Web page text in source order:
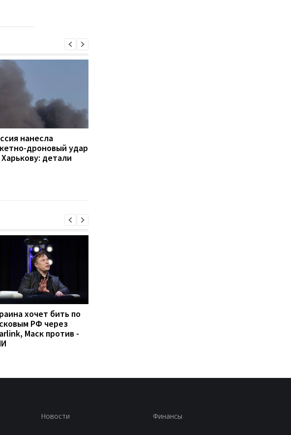
нанесла
дроновый удар
Харькову: детали
хочет бить по
РФ через
Маск против -
Новости Финансы